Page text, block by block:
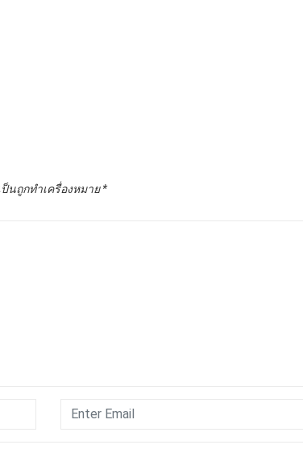
นถูกทำเครื่องหมาย*